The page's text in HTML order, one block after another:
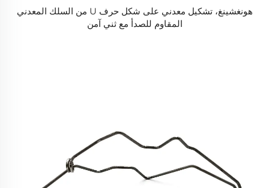
هونغشينغ، تشكيل معدني على شكل حرف U من السلك المعدني
المقاوم للصدأ مع ثني آمن